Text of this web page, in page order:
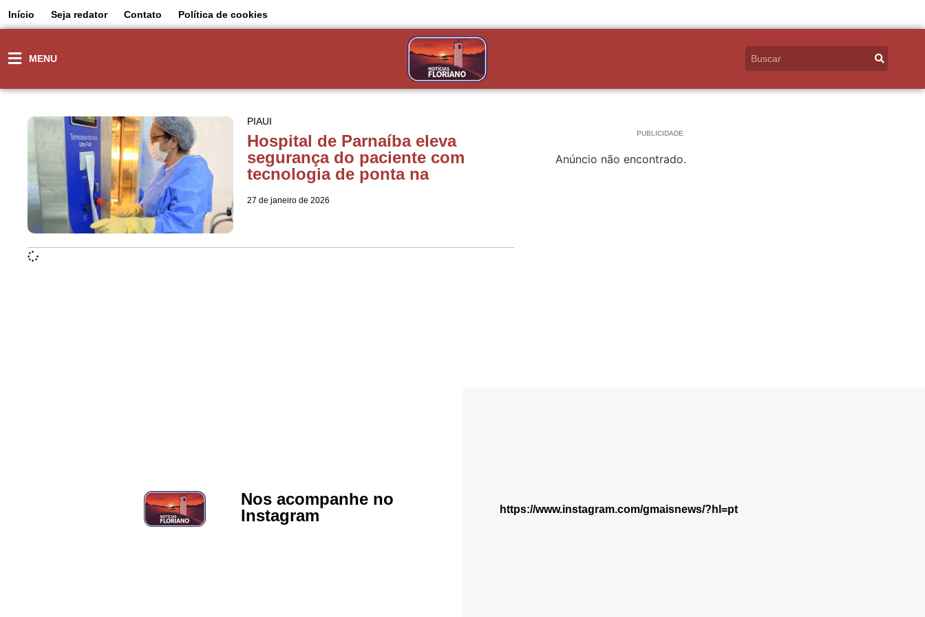
Início Seja redator Contato Política de cookies
MENU
PIAUI
Hospital de Parnaíba eleva
segurança do paciente com
tecnologia de ponta na
27 de janeiro de 2026
PUBLICIDADE
Anúncio não encontrado.
Nos acompanhe no
Instagram
https://www.instagram.com/gmaisnews/?hl=pt